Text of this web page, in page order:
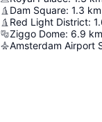
Dam Square: 1.3 km
Red Light District:
Ziggo Dome: 6.9 km
Amsterdam Airport